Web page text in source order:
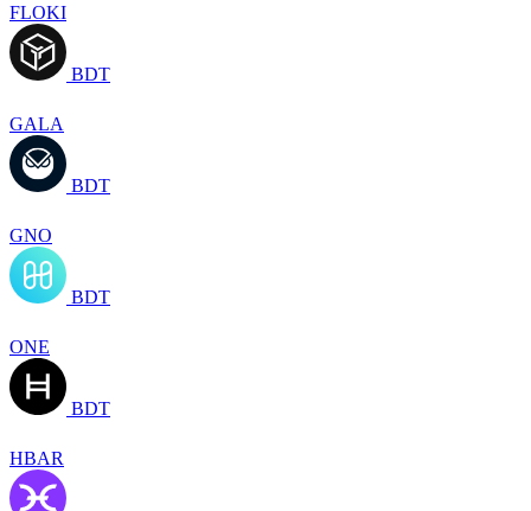
FLOKI
BDT
GALA
BDT
GNO
BDT
ONE
BDT
HBAR